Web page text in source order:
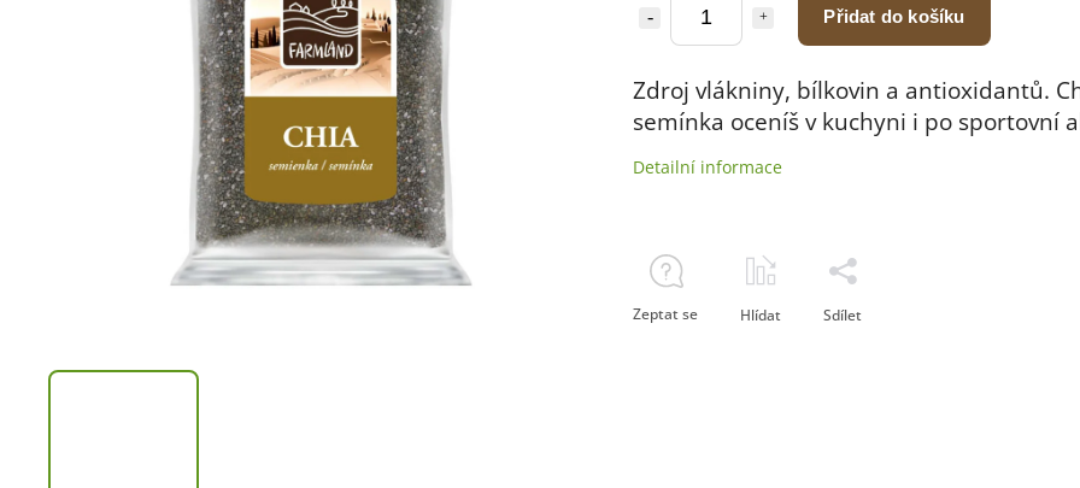
Přidat do košíku
Zdroj vlákniny, bílkovin a antioxidantů.
semínka oceníš v kuchyni i po sportovní
Detailní informace
Zeptat se Hlídat Sdílet